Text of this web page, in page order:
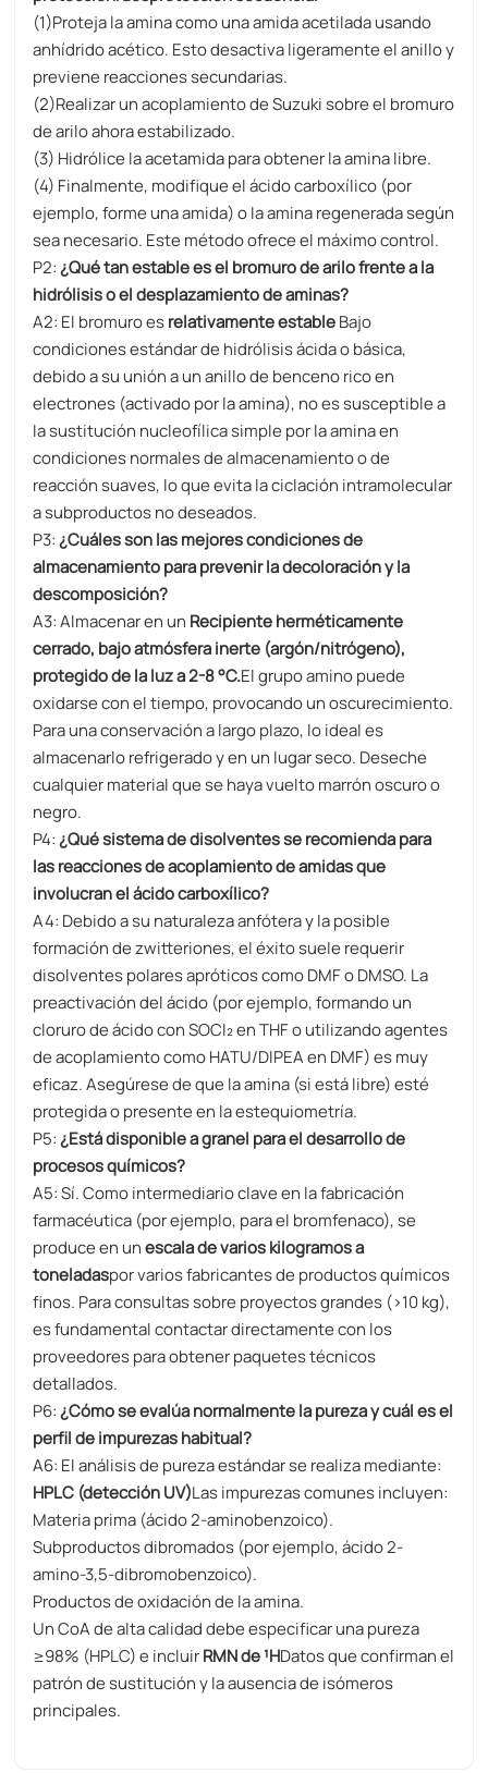
(1)Proteja la amina como una amida acetilada usando
anhídrido acético. Esto desactiva ligeramente el anillo y
previene reacciones secundarias.
(2)Realizar un acoplamiento de Suzuki sobre el bromuro
de arilo ahora estabilizado.
(3) Hidrólice la acetamida para obtener la amina libre.
(4) Finalmente, modifique el ácido carboxílico (por
ejemplo, forme una amida) o la amina regenerada según
sea necesario. Este método ofrece el máximo control.
P2:¿Qué tan estable es el bromuro de arilo frente a la
hidrólisis o el desplazamiento de aminas?
A2: El bromuro esrelativamente estableBajo
condiciones estándar de hidrólisis ácida o básica,
debido a su unión a un anillo de benceno rico en
electrones (activado por la amina), no es susceptible a
la sustitución nucleofílica simple por la amina en
condiciones normales de almacenamiento o de
reacción suaves, lo que evita la ciclación intramolecular
a subproductos no deseados.
P3:¿Cuáles son las mejores condiciones de
almacenamiento para prevenir la decoloración y la
descomposición?
A3: Almacenar en un Recipiente herméticamente
cerrado, bajo atmósfera inerte (argón/nitrógeno),
protegido de la luz a 2-8 °C.El grupo amino puede
oxidarse con el tiempo, provocando un oscurecimiento.
Para una conservación a largo plazo, lo ideal es
almacenarlo refrigerado y en un lugar seco. Deseche
cualquier material que se haya vuelto marrón oscuro o
negro.
P4:¿Qué sistema de disolventes se recomienda para
las reacciones de acoplamiento de amidas que
involucran el ácido carboxílico?
A4: Debido a su naturaleza anfótera y la posible
formación de zwitteriones, el éxito suele requerir
disolventes polares apróticos como DMF o DMSO. La
preactivación del ácido (por ejemplo, formando un
cloruro de ácido con SOCl₂ en THF o utilizando agentes
de acoplamiento como HATU/DIPEA en DMF) es muy
eficaz. Asegúrese de que la amina (si está libre) esté
protegida o presente en la estequiometría.
P5:¿Está disponible a granel para el desarrollo de
procesos químicos?
A5: Sí. Como intermediario clave en la fabricación
farmacéutica (por ejemplo, para el bromfenaco), se
produce en unescala de varios kilogramos a
toneladaspor varios fabricantes de productos químicos
finos. Para consultas sobre proyectos grandes (>10 kg),
es fundamental contactar directamente con los
proveedores para obtener paquetes técnicos
detallados.
P6:¿Cómo se evalúa normalmente la pureza y cuál es el
perfil de impurezas habitual?
A6: El análisis de pureza estándar se realiza mediante:
HPLC (detección UV)Las impurezas comunes incluyen:
Materia prima (ácido 2-aminobenzoico).
Subproductos dibromados (por ejemplo, ácido 2-
amino-3,5-dibromobenzoico).
Productos de oxidación de la amina.
Un CoA de alta calidad debe especificar una pureza
≥98% (HPLC) e incluirRMN de ¹HDatos que confirman el
patrón de sustitución y la ausencia de isómeros
principales.